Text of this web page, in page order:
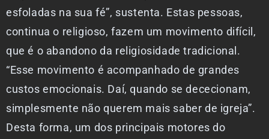
esfoladas na sua fé”, sustenta. Estas pessoas,
continua o religioso, fazem um movimento difícil,
que é o abandono da religiosidade tradicional.
“Esse movimento é acompanhado de grandes
custos emocionais. Daí, quando se dececionam,
simplesmente não querem mais saber de igreja”.
Desta forma, um dos principais motores do